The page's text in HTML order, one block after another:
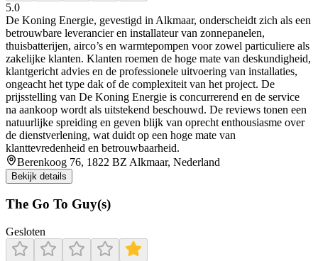
5.0
De Koning Energie, gevestigd in Alkmaar, onderscheidt zich als een
betrouwbare leverancier en installateur van zonnepanelen,
thuisbatterijen, airco’s en warmtepompen voor zowel particuliere als
zakelijke klanten. Klanten roemen de hoge mate van deskundigheid,
klantgericht advies en de professionele uitvoering van installaties,
ongeacht het type dak of de complexiteit van het project. De
prijsstelling van De Koning Energie is concurrerend en de service
na aankoop wordt als uitstekend beschouwd. De reviews tonen een
natuurlijke spreiding en geven blijk van oprecht enthousiasme over
de dienstverlening, wat duidt op een hoge mate van
klanttevredenheid en betrouwbaarheid.
Berenkoog 76, 1822 BZ Alkmaar, Nederland
Bekijk details
The Go To Guy(s)
Gesloten